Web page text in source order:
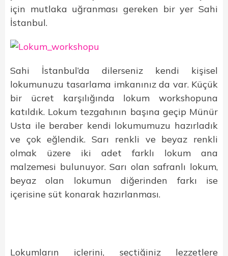
için mutlaka uğranması gereken bir yer Sahi
İstanbul.
Sahi İstanbul’da dilerseniz kendi kişisel
lokumunuzu tasarlama imkanınız da var. Küçük
bir ücret karşılığında lokum workshopuna
katıldık. Lokum tezgahının başına geçip Münür
Usta ile beraber kendi lokumumuzu hazırladık
ve çok eğlendik. Sarı renkli ve beyaz renkli
olmak üzere iki adet farklı lokum ana
malzemesi bulunuyor. Sarı olan safranlı lokum,
beyaz olan lokumun diğerinden farkı ise
içerisine süt konarak hazırlanması.
Lokumların içlerini, seçtiğiniz lezzetlere